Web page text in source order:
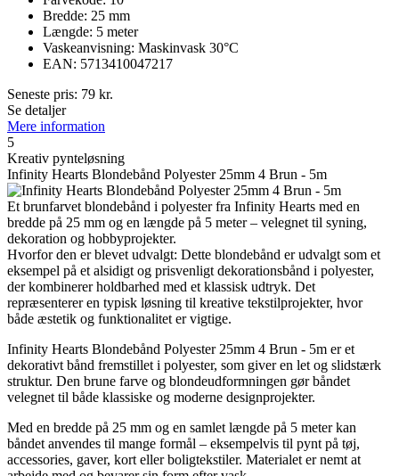
Bredde: 25 mm
Længde: 5 meter
Vaskeanvisning: Maskinvask 30°C
EAN: 5713410047217
Seneste pris: 79 kr.
Se detaljer
Mere information
5
Kreativ pynteløsning
Infinity Hearts Blondebånd Polyester 25mm 4 Brun - 5m
Et brunfarvet blondebånd i polyester fra Infinity Hearts med en
bredde på 25 mm og en længde på 5 meter – velegnet til syning,
dekoration og hobbyprojekter.
Hvorfor den er blevet udvalgt: Dette blondebånd er udvalgt som et
eksempel på et alsidigt og prisvenligt dekorationsbånd i polyester,
der kombinerer holdbarhed med et klassisk udtryk. Det
repræsenterer en typisk løsning til kreative tekstilprojekter, hvor
både æstetik og funktionalitet er vigtige.
Infinity Hearts Blondebånd Polyester 25mm 4 Brun - 5m er et
dekorativt bånd fremstillet i polyester, som giver en let og slidstærk
struktur. Den brune farve og blondeudformningen gør båndet
velegnet til både klassiske og moderne designprojekter.
Med en bredde på 25 mm og en samlet længde på 5 meter kan
båndet anvendes til mange formål – eksempelvis til pynt på tøj,
accessories, gaver, kort eller boligtekstiler. Materialet er nemt at